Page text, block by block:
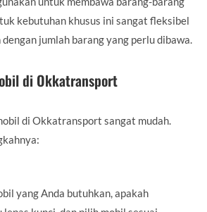
kebutuhan khusus ini sangat fleksibel
jumlah barang yang perlu dibawa.
di Okkatransport
di Okkatransport sangat mudah.
yang Anda butuhkan, apakah